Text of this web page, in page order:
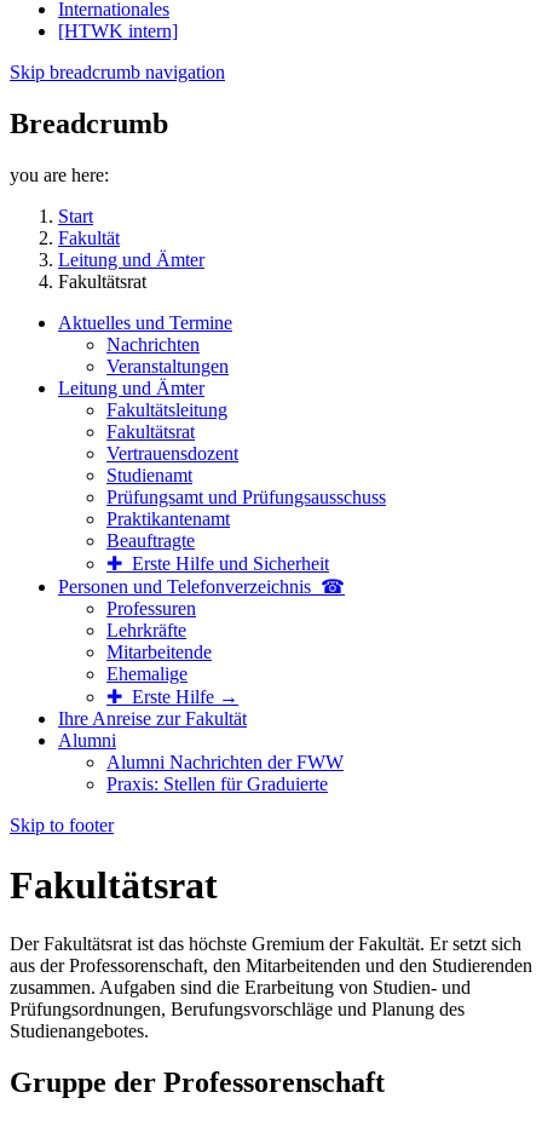
Internationales
[HTWK intern]
Skip breadcrumb navigation
Breadcrumb
you are here:
Start
Fakultät
Leitung und Ämter
Fakultätsrat
Aktuelles und Termine
Nachrichten
Veranstaltungen
Leitung und Ämter
Fakultätsleitung
Fakultätsrat
Vertrauensdozent
Studienamt
Prüfungsamt und Prüfungsausschuss
Praktikantenamt
Beauftragte
✚ Erste Hilfe und Sicherheit
Personen und Telefon­verzeichnis ☎
Professuren
Lehrkräfte
Mitarbeitende
Ehemalige
✚ Erste Hilfe →
Ihre Anreise zur Fakultät
Alumni
Alumni Nachrichten der FWW
Praxis: Stellen für Graduierte
Skip to footer
Fakultätsrat
Der Fakultätsrat ist das höchste Gremium der Fakultät. Er setzt sich
aus der Professorenschaft, den Mitarbeitenden und den Studierenden
zusammen. Aufgaben sind die Erarbeitung von Studien- und
Prüfungsordnungen, Berufungsvorschläge und Planung des
Studienangebotes.
Gruppe der Professorenschaft